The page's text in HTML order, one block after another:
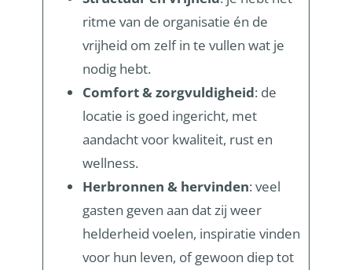
ritme van de organisatie én de
vrijheid om zelf in te vullen wat je
nodig hebt.
Comfort & zorgvuldigheid: de
locatie is goed ingericht, met
aandacht voor kwaliteit, rust en
wellness.
Herbronnen & hervinden: veel
gasten geven aan dat zij weer
helderheid voelen, inspiratie vinden
voor hun leven, of gewoon diep tot